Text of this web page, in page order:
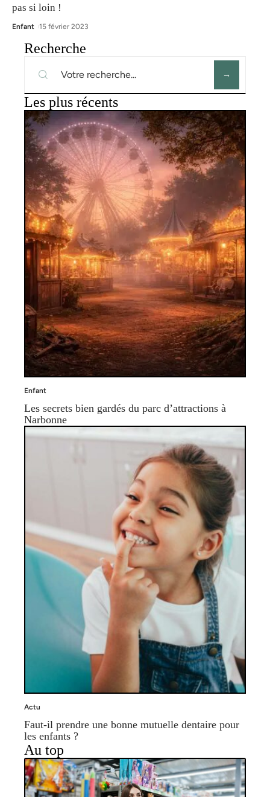
pas si loin !
Enfant 15 février 2023
Recherche
Les plus récents
Enfant
Les secrets bien gardés du parc d’attractions à
Narbonne
Actu
Faut-il prendre une bonne mutuelle dentaire pour
les enfants ?
Au top